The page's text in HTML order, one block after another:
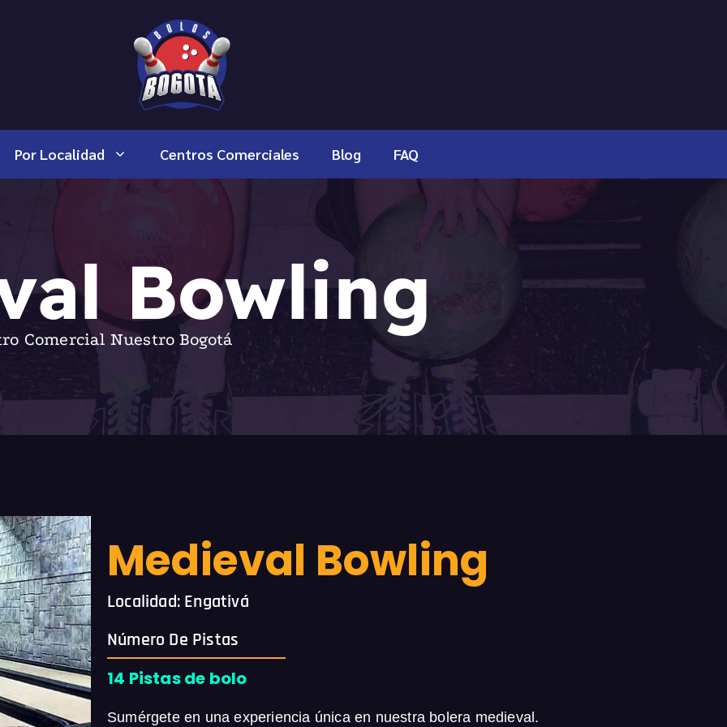
Por Localidad Centros Comerciales Blog FAQ
Bowling
Comercial Nuestro Bogotá
Medieval Bowling
Localidad: Engativá
Número De Pistas
14 Pistas de bolo
Sumérgete en una experiencia única en nuestra bolera medieval.